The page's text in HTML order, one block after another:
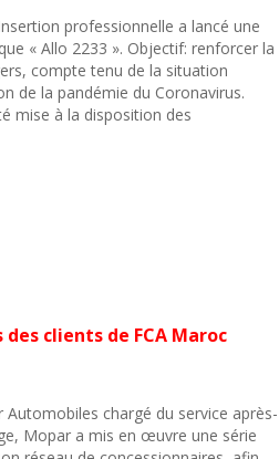
professionnelle a lancé une
« Allo 2233 ». Objectif: renforcer la
compte tenu de la situation
de la pandémie du Coronavirus.
mise à la disposition des
des clients de FCA Maroc
chargé du service après-
Mopar a mis en œuvre une série